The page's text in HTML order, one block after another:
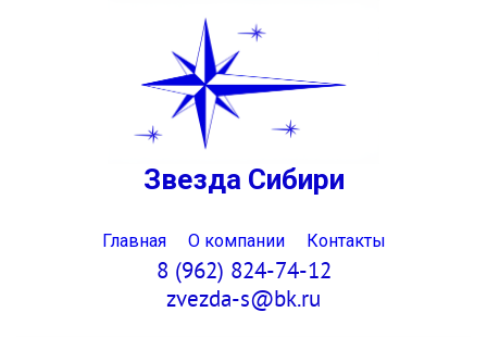
Звезда Сибири
Главная О компании Контакты
8 (962) 824-74-12
zvezda-s@bk.ru